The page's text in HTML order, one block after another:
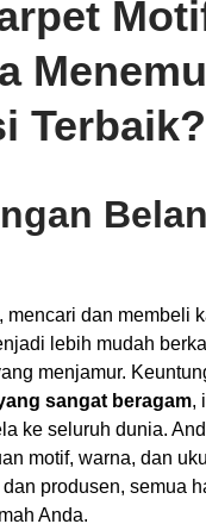
Terbaik?
mencari dan membeli
lebih mudah
menjamur.
sangat beragam,
ke seluruh dunia.
motif, warna, dan
produsen, semua
Anda.